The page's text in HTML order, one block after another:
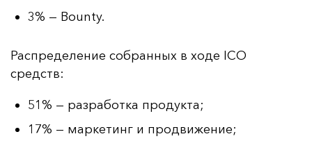
3% — Bounty.
Рас­пре­де­ле­ние соб­ран­ных в хо­де ICO
средств:
51% — разработка продукта;
17% — маркетинг и продвижение;